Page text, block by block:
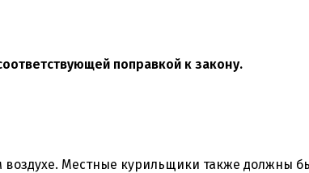
поправкой к закону.
Местные курильщики также должны